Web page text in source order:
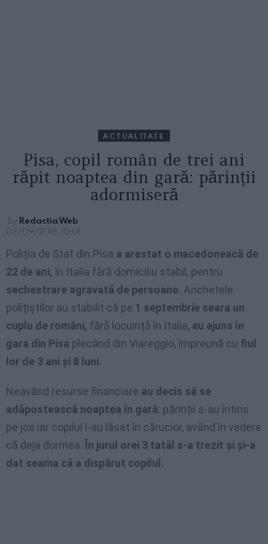
ACTUALITATE
Pisa, copil român de trei ani
răpit noaptea din gară: părinții
adormiseră
by Redactia Web
03/09/2016, 10:01
Poliția de Stat din Pisa a arestat o macedoneacă de
22 de ani, în Italia fără domiciliu stabil, pentru
sechestrare agravată de persoane. Anchetele
polițiștilor au stabilit că pe 1 septembrie seara un
cuplu de români, fără locuință în Italia, au ajuns în
gara din Pisa plecând din Viareggio, împreună cu fiul
lor de 3 ani și 8 luni.
Neavând resurse financiare au decis să se
adăpostească noaptea în gară: părinții s-au întins
pe jos iar copilul l-au lăsat în cărucior, având în vedere
că deja dormea. În jurul orei 3 tatăl s-a trezit și și-a
dat seama că a dispărut copilul.